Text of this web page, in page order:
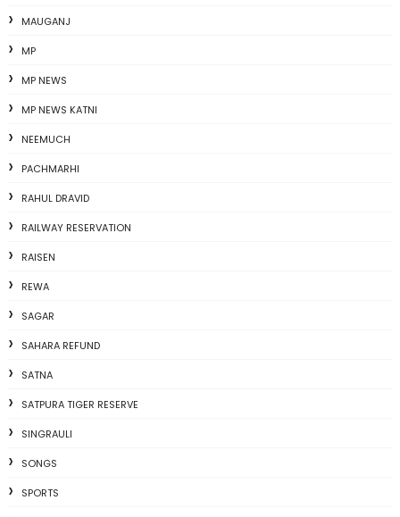
MAUGANJ
MP
MP NEWS
MP NEWS KATNI
NEEMUCH
PACHMARHI
RAHUL DRAVID
RAILWAY RESERVATION
RAISEN
REWA
SAGAR
SAHARA REFUND
SATNA
SATPURA TIGER RESERVE
SINGRAULI
SONGS
SPORTS